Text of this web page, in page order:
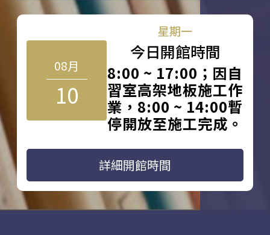
08月
10
星期一
今日開館時間
8:00 ~ 17:00；因自
習室高架地板施工作
業，8:00 ~ 14:00暫
停開放至施工完成。
詳細開館時間